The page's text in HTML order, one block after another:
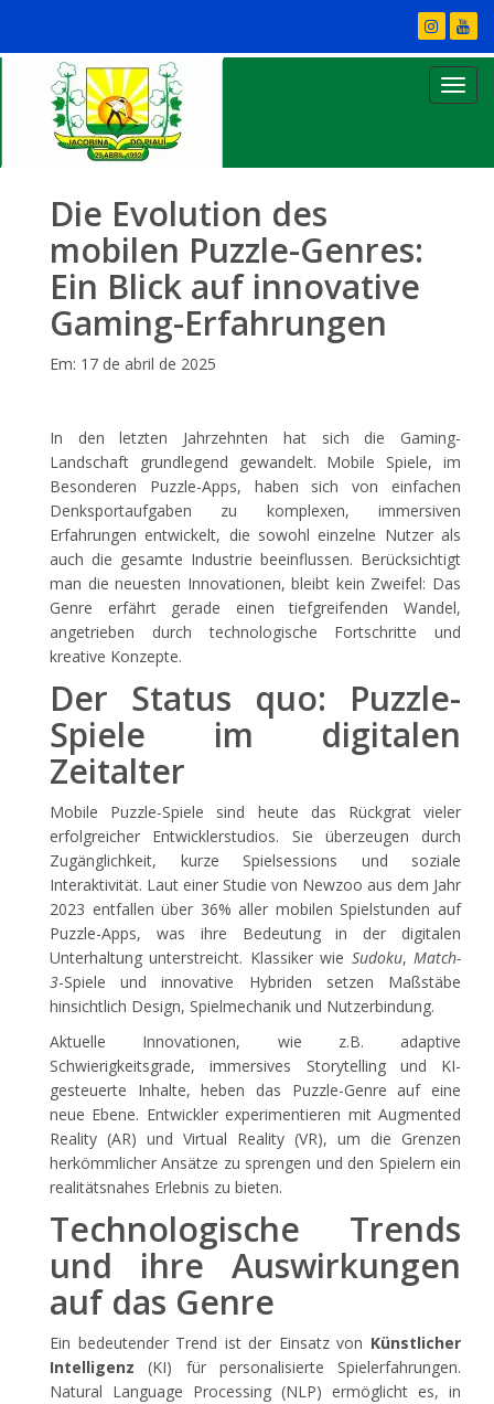
Die Evolution des
mobilen Puzzle-Genres:
Ein Blick auf innovative
Gaming-Erfahrungen
Em: 17 de abril de 2025
In den letzten Jahrzehnten hat sich die Gaming-
Landschaft grundlegend gewandelt. Mobile Spiele, im
Besonderen Puzzle-Apps, haben sich von einfachen
Denksportaufgaben zu komplexen, immersiven
Erfahrungen entwickelt, die sowohl einzelne Nutzer als
auch die gesamte Industrie beeinflussen. Berücksichtigt
man die neuesten Innovationen, bleibt kein Zweifel: Das
Genre erfährt gerade einen tiefgreifenden Wandel,
angetrieben durch technologische Fortschritte und
kreative Konzepte.
Der Status quo: Puzzle-
Spiele im digitalen
Zeitalter
Mobile Puzzle-Spiele sind heute das Rückgrat vieler
erfolgreicher Entwicklerstudios. Sie überzeugen durch
Zugänglichkeit, kurze Spielsessions und soziale
Interaktivität. Laut einer Studie von Newzoo aus dem Jahr
2023 entfallen über 36% aller mobilen Spielstunden auf
Puzzle-Apps, was ihre Bedeutung in der digitalen
Unterhaltung unterstreicht. Klassiker wie Sudoku,Match-
3-Spiele und innovative Hybriden setzen Maßstäbe
hinsichtlich Design, Spielmechanik und Nutzerbindung.
Aktuelle Innovationen, wie z.B. adaptive
Schwierigkeitsgrade, immersives Storytelling und KI-
gesteuerte Inhalte, heben das Puzzle-Genre auf eine
neue Ebene. Entwickler experimentieren mit Augmented
Reality (AR) und Virtual Reality (VR), um die Grenzen
herkömmlicher Ansätze zu sprengen und den Spielern ein
realitätsnahes Erlebnis zu bieten.
Technologische Trends
und ihre Auswirkungen
auf das Genre
Ein bedeutender Trend ist der Einsatz von Künstlicher
Intelligenz (KI) für personalisierte Spielerfahrungen.
Natural Language Processing (NLP) ermöglicht es, in